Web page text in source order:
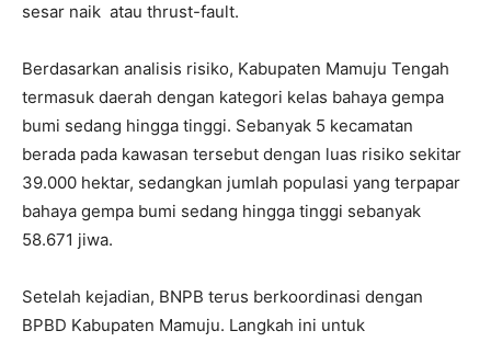
sesar naik atau thrust-fault.
Berdasarkan analisis risiko, Kabupaten Mamuju Tengah
termasuk daerah dengan kategori kelas bahaya gempa
bumi sedang hingga tinggi. Sebanyak 5 kecamatan
berada pada kawasan tersebut dengan luas risiko sekitar
39.000 hektar, sedangkan jumlah populasi yang terpapar
bahaya gempa bumi sedang hingga tinggi sebanyak
58.671 jiwa.
Setelah kejadian, BNPB terus berkoordinasi dengan
BPBD Kabupaten Mamuju. Langkah ini untuk